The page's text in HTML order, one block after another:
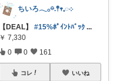
ちいろ𓂃𓂂𖡼.𖤣𖥧𓈒◌܀
【DEAL】 #15%ﾎﾟｲﾝﾄﾊﾞｯｸ ...
￥ 7,330
0 0 161
コレ いいね